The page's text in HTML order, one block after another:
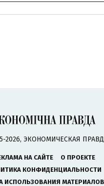
2026, ЭКОНОМИЧЕСКАЯ
НА САЙТЕ
О ПРОЕКТЕ
КОНФИДЕНЦИАЛЬНОСТИ
ИСПОЛЬЗОВАНИЯ